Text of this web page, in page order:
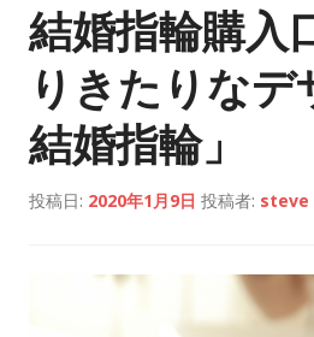
結婚指輪購入
りきたりなデ
結婚指輪」
投稿日: 2020年1月9日 投稿者: steve